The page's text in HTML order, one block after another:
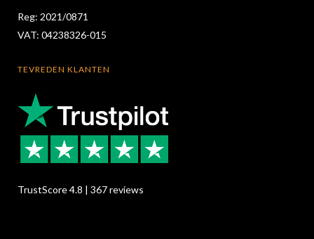
Reg: 2021/0871
VAT: 04238326-015
TEVREDEN KLANTEN
TrustScore 4.8 | 367 reviews